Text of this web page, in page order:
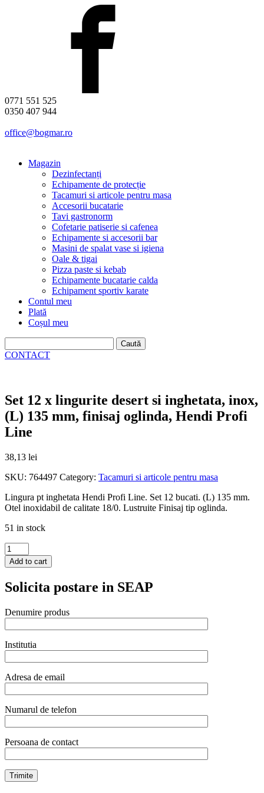
0771 551 525
0350 407 944
office@bogmar.ro
Magazin
Dezinfectanți
Echipamente de protecție
Tacamuri si articole pentru masa
Accesorii bucatarie
Tavi gastronorm
Cofetarie patiserie si cafenea
Echipamente si accesorii bar
Masini de spalat vase si igiena
Oale & tigai
Pizza paste si kebab
Echipamente bucatarie calda
Echipament sportiv karate
Contul meu
Plată
Coșul meu
după:
CONTACT
Set 12 x lingurite desert si inghetata, inox,
(L) 135 mm, finisaj oglinda, Hendi Profi
Line
38,13 lei
SKU: 764497 Category: Tacamuri si articole pentru masa
Lingura pt inghetata Hendi Profi Line. Set 12 bucati. (L) 135 mm.
Otel inoxidabil de calitate 18/0. Lustruite Finisaj tip oglinda.
51 in stock
Set
12
x
desert
inghetata,
inox,
(L)
135
mm,
finisaj
oglinda,
Hendi
Profi
Line
quantity
Add to cart
Solicita postare in SEAP
Denumire produs
Institutia
Adresa de email
Numarul de telefon
Persoana de contact